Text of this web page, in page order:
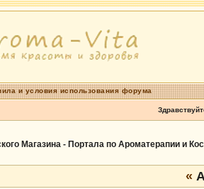
и условия использования форума
Магазина - Портала по Ароматерапии и
«